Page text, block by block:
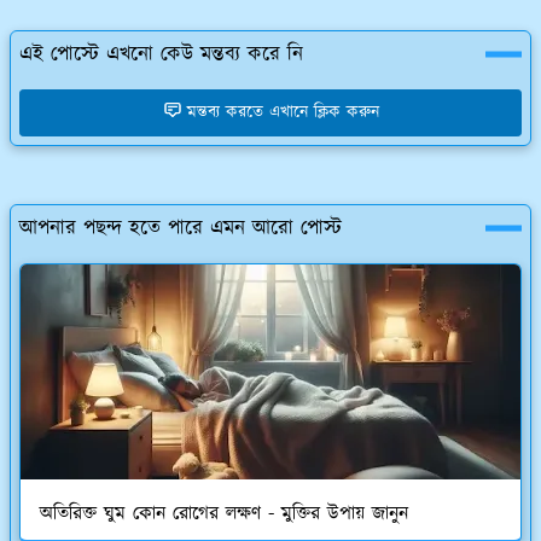
এই পোস্টে এখনো কেউ মন্তব্য করে নি
মন্তব্য করতে এখানে ক্লিক করুন
আপনার পছন্দ হতে পারে এমন আরো পোস্ট
অতিরিক্ত ঘুম কোন রোগের লক্ষণ - মুক্তির উপায় জানুন